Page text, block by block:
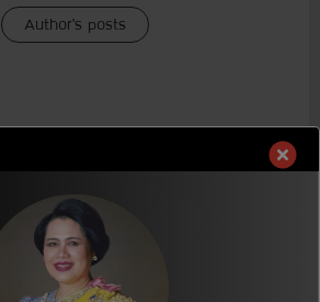
Author's posts
[ชุมชนและสังคม] โครงการ
สนับสนุนเงินบริจาคเพื่อเด็ก(CDP)